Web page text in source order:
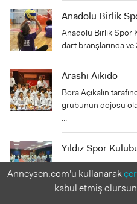
Anadolu Birlik
Anadolu Birlik Spor
dart branşlarında ve
Arashi Aikido
Bora Açıkalın
grubunun dojosu
...
Yıldız Spor
Yıldız Spor Kulübü,
semtinde,
Anneysen.com'u kullanarak
kabul etmiş